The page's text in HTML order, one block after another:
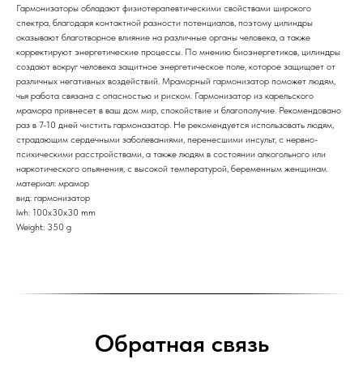
Гармонизаторы обладают физиотерапевтическими свойствами широкого
спектра, благодаря контактной разности потенциалов, поэтому цилиндры
оказывают благотворное влияние на различные органы человека, а также
корректируют энергетические процессы. По мнению биоэнергетиков, цилиндры
создают вокруг человека защитное энергетическое поле, которое защищает от
различных негативных воздействий. Мраморный гармонизатор поможет людям,
чья работа связана с опасностью и риском. Гармонизатор из карельского
мрамора привнесет в ваш дом мир, спокойствие и благополучие. Рекомендовано
раз в 7-10 дней чистить гармоназатор. Не рекомендуется использовать людям,
страдающим сердечными заболеваниями, перенесшими инсульт, с нервно-
психическими расстройствами, а также людям в состоянии алкогольного или
наркотического опьянения, с высокой температурой, беременным женщинам.
материал: мрамор
вид: гармонизатор
lwh: 100x30x30 mm
Weight: 350 g
Обратная связь